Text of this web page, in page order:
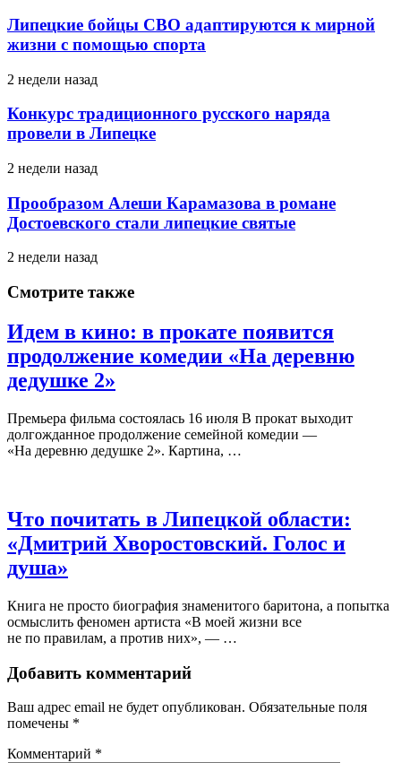
Липецкие бойцы СВО адаптируются к мирной
жизни с помощью спорта
2 недели назад
Конкурс традиционного русского наряда
провели в Липецке
2 недели назад
Прообразом Алеши Карамазова в романе
Достоевского стали липецкие святые
2 недели назад
Смотрите также
Идем в кино: в прокате появится
продолжение комедии «На деревню
дедушке 2»
Премьера фильма состоялась 16 июля В прокат выходит
долгожданное продолжение семейной комедии —
«На деревню дедушке 2». Картина, …
Что почитать в Липецкой области:
«Дмитрий Хворостовский. Голос и
душа»
Книга не просто биография знаменитого баритона, а попытка
осмыслить феномен артиста «В моей жизни все
не по правилам, а против них», — …
Добавить комментарий
Ваш адрес email не будет опубликован. Обязательные поля
помечены *
Комментарий *